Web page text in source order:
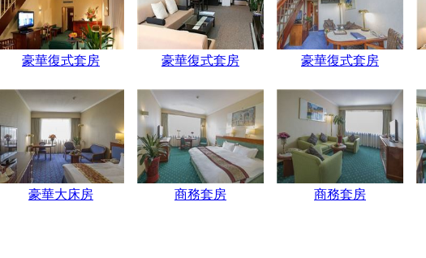
豪華復式套房 豪華復式套房 豪華復式套房
豪華大床房 商務套房 商務套房